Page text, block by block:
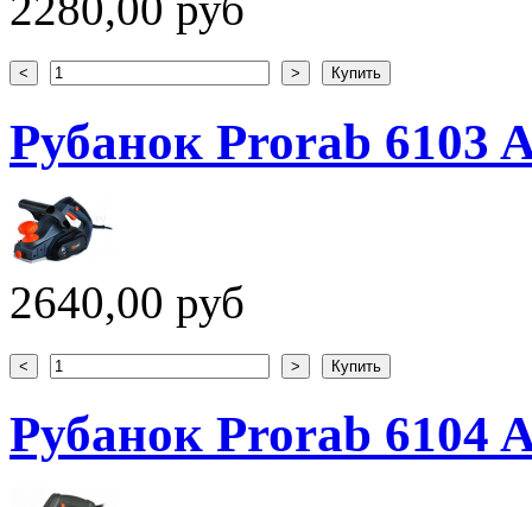
Рубанок Prorab 6103
2640,00 руб
Рубанок Prorab 6104